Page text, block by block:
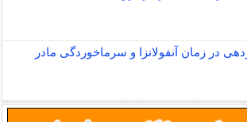
در زمان آنفولانزا و سرماخوردگی مادر